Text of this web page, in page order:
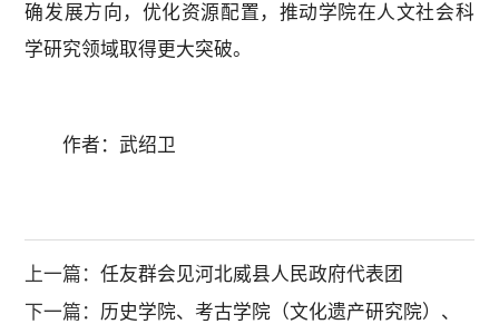
确发展方向，优化资源配置，推动学院在人文社会科
学研究领域取得更大突破。
作者：武绍卫
上一篇：任友群会见河北威县人民政府代表团
下一篇： 历史学院、考古学院（文化遗产研究院）、